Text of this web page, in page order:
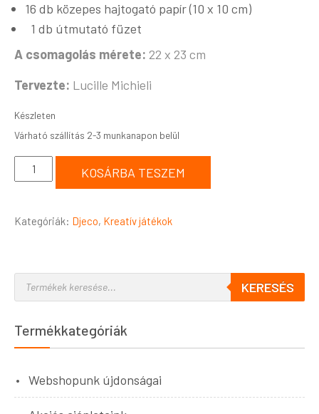
16 db közepes hajtogató papír (10 x 10 cm)
1 db útmutató füzet
A csomagolás mérete: 22 x 23 cm
Tervezte: Lucille Michieli
Készleten
KOSÁRBA TESZEM
Kategóriák: Djeco, Kreatív játékok
KERESÉS
Termékkategóriák
Webshopunk újdonságai